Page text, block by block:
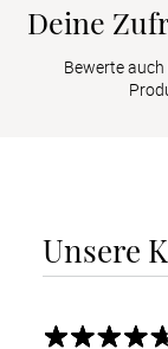
Deine
Bewerte
Unsere